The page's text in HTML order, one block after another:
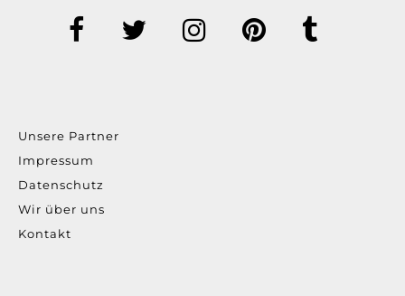
Unsere Partner
Impressum
Datenschutz
Wir über uns
Kontakt